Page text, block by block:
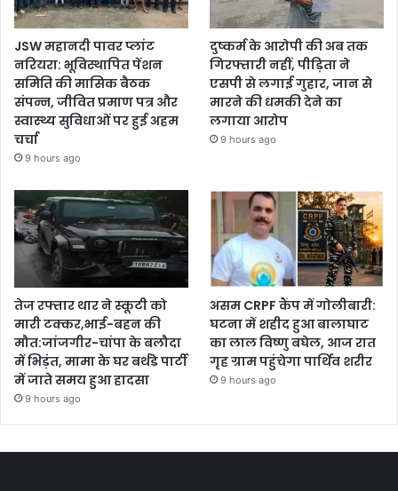
JSW महानदी पावर प्लांट
नरियरा: भूविस्थापित पेंशन
समिति की मासिक बैठक
संपन्न, जीवित प्रमाण पत्र और
स्वास्थ्य सुविधाओं पर हुई अहम
चर्चा
9 hours ago
दुष्कर्म के आरोपी की अब तक
गिरफ्तारी नहीं, पीड़िता ने
एसपी से लगाई गुहार, जान से
मारने की धमकी देने का
लगाया आरोप
9 hours ago
तेज रफ्तार थार ने स्कूटी को
मारी टक्कर,भाई-बहन की
मौत:जांजगीर-चांपा के बलौदा
में भिड़ंत, मामा के घर बर्थडे पार्टी
में जाते समय हुआ हादसा
9 hours ago
असम CRPF कैंप में गोलीबारी:
घटना में शहीद हुआ बालाघाट
का लाल विष्णु बघेल, आज रात
गृह ग्राम पहुंचेगा पार्थिव शरीर
9 hours ago